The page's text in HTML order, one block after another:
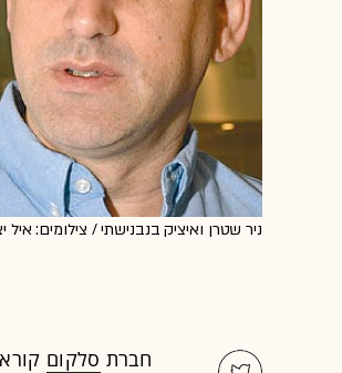
ניר שטרן ואיציק בנבנישתי / צילומים: איל
חברת סלקום